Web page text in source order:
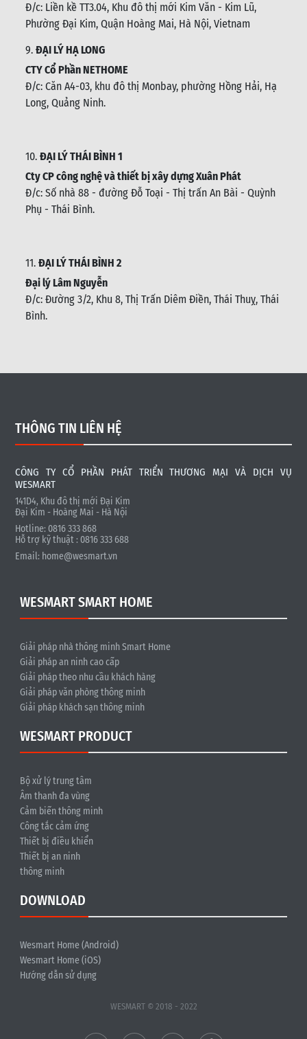
Đ/c: Liền kề TT3.04, Khu đô thị mới Kim Văn - Kim Lũ,
Phường Đại Kim, Quận Hoàng Mai, Hà Nội, Vietnam
9. ĐẠI LÝ HẠ LONG
CTY Cổ Phần NETHOME
Đ/c: Căn A4-03, khu đô thị Monbay, phường Hồng Hải, Hạ
Long, Quảng Ninh.
10. ĐẠI LÝ THÁI BÌNH 1
Cty CP công nghệ và thiết bị xây dựng Xuân Phát
Đ/c: Số nhà 88 - đường Đỗ Toại - Thị trấn An Bài - Quỳnh
Phụ - Thái Bình.
11. ĐẠI LÝ THÁI BÌNH 2
Đại lý Lâm Nguyễn
Đ/c: Đường 3/2, Khu 8, Thị Trấn Diêm Điền, Thái Thuỵ, Thái
Bình.
THÔNG TIN LIÊN HỆ
CÔNG TY CỔ PHẦN PHÁT TRIỂN THƯƠNG MẠI VÀ DỊCH VỤ
WESMART
141D4, Khu đô thị mới Đại Kim
Đại Kim - Hoàng Mai - Hà Nội
Hotline: 0816 333 868
Hỗ trợ kỹ thuật : 0816 333 688
Email: home@wesmart.vn
WESMART SMART HOME
Giải pháp nhà thông minh Smart Home
Giải pháp an ninh cao cấp
Giải pháp theo nhu cầu khách hàng
Giải pháp văn phòng thông minh
Giải pháp khách sạn thông minh
WESMART PRODUCT
Bộ xử lý trung tâm
Âm thanh đa vùng
Cảm biến thông minh
Công tắc cảm ứng
Thiết bị điều khiển
Thiết bị an ninh
thông minh
DOWNLOAD
Wesmart Home (Android)
Wesmart Home (iOS)
Hướng dẫn sử dụng
WESMART © 2018 - 2022